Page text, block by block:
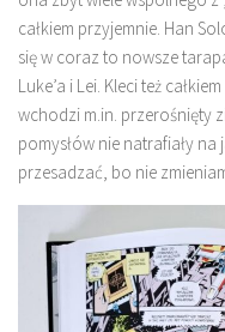
całkiem przyjemnie. Han
się w coraz to nowsze
Luke’a i Lei. Kleci też
wchodzi m.in. przerośnięty
pomysłów nie natrafiały
przesadzać, bo nie